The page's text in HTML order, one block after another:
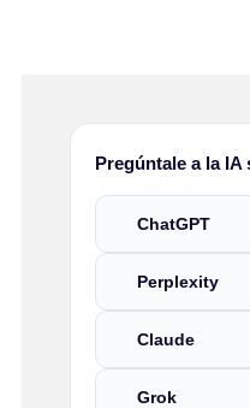
Pregúntale a la
ChatGPT
Perplexity
Claude
Grok